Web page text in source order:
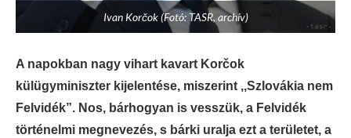
Ivan Korčok (Fotó: TASR, archív)
A napokban nagy vihart kavart Korčok
külügyminiszter kijelentése, miszerint ,,Szlovákia nem
Felvidék”. Nos, bárhogyan is vesszük, a Felvidék
történelmi megnevezés, s bárki uralja ezt a területet, a